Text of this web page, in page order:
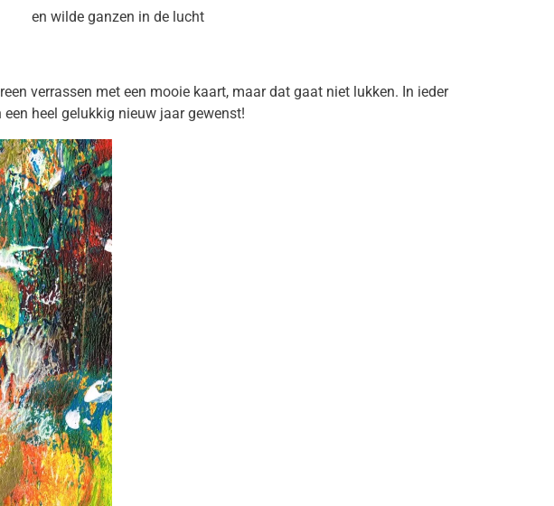
en wilde ganzen in de lucht
verrassen met een mooie kaart, maar dat gaat niet lukken. In ieder
heel gelukkig nieuw jaar gewenst!